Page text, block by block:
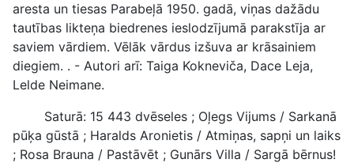
aresta un tiesas Parabeļā 1950. gadā, viņas dažādu
tautības likteņa biedrenes ieslodzījumā parakstīja ar
saviem vārdiem. Vēlāk vārdus izšuva ar krāsainiem
diegiem. . - Autori arī: Taiga Kokneviča, Dace Leja,
Lelde Neimane.
Saturā: 15 443 dvēseles ; Oļegs Vijums / Sarkanā
pūķa gūstā ; Haralds Aronietis / Atmiņas, sapņi un laiks
; Rosa Brauna / Pastāvēt ; Gunārs Villa / Sargā bērnus!